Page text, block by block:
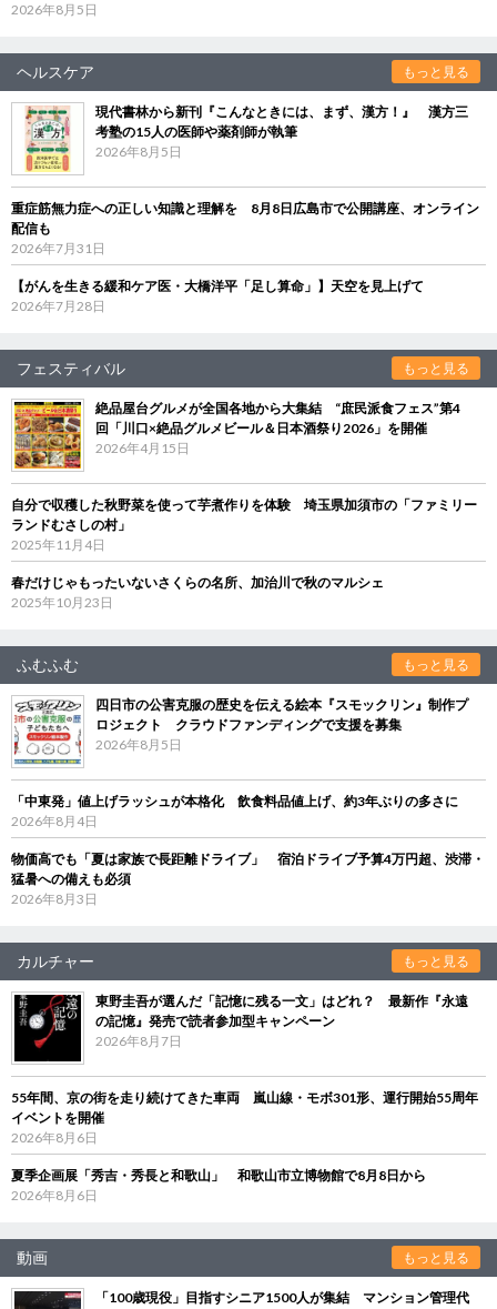
2026年8月5日
ヘルスケア もっと見る
現代書林から新刊『こんなときには、まず、漢方！』 漢方三
考塾の15人の医師や薬剤師が執筆
2026年8月5日
重症筋無力症への正しい知識と理解を 8月8日広島市で公開講座、オンライン
配信も
2026年7月31日
【がんを生きる緩和ケア医・大橋洋平「足し算命」】天空を見上げて
2026年7月28日
フェスティバル もっと見る
絶品屋台グルメが全国各地から大集結 “庶民派食フェス”第4
回「川口×絶品グルメビール＆日本酒祭り2026」を開催
2026年4月15日
自分で収穫した秋野菜を使って芋煮作りを体験 埼玉県加須市の「ファミリー
ランドむさしの村」
2025年11月4日
春だけじゃもったいないさくらの名所、加治川で秋のマルシェ
2025年10月23日
ふむふむ もっと見る
四日市の公害克服の歴史を伝える絵本『スモックリン』制作プ
ロジェクト クラウドファンディングで支援を募集
2026年8月5日
「中東発」値上げラッシュが本格化 飲食料品値上げ、約3年ぶりの多さに
2026年8月4日
物価高でも「夏は家族で長距離ドライブ」 宿泊ドライブ予算4万円超、渋滞・
猛暑への備えも必須
2026年8月3日
カルチャー もっと見る
東野圭吾が選んだ「記憶に残る一文」はどれ？ 最新作『永遠
の記憶』発売で読者参加型キャンペーン
2026年8月7日
55年間、京の街を走り続けてきた車両 嵐山線・モボ301形、運行開始55周年
イベントを開催
2026年8月6日
夏季企画展「秀吉・秀長と和歌山」 和歌山市立博物館で8月8日から
2026年8月6日
動画 もっと見る
「100歳現役」目指すシニア1500人が集結 マンション管理代